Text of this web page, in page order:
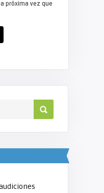
próxima vez que